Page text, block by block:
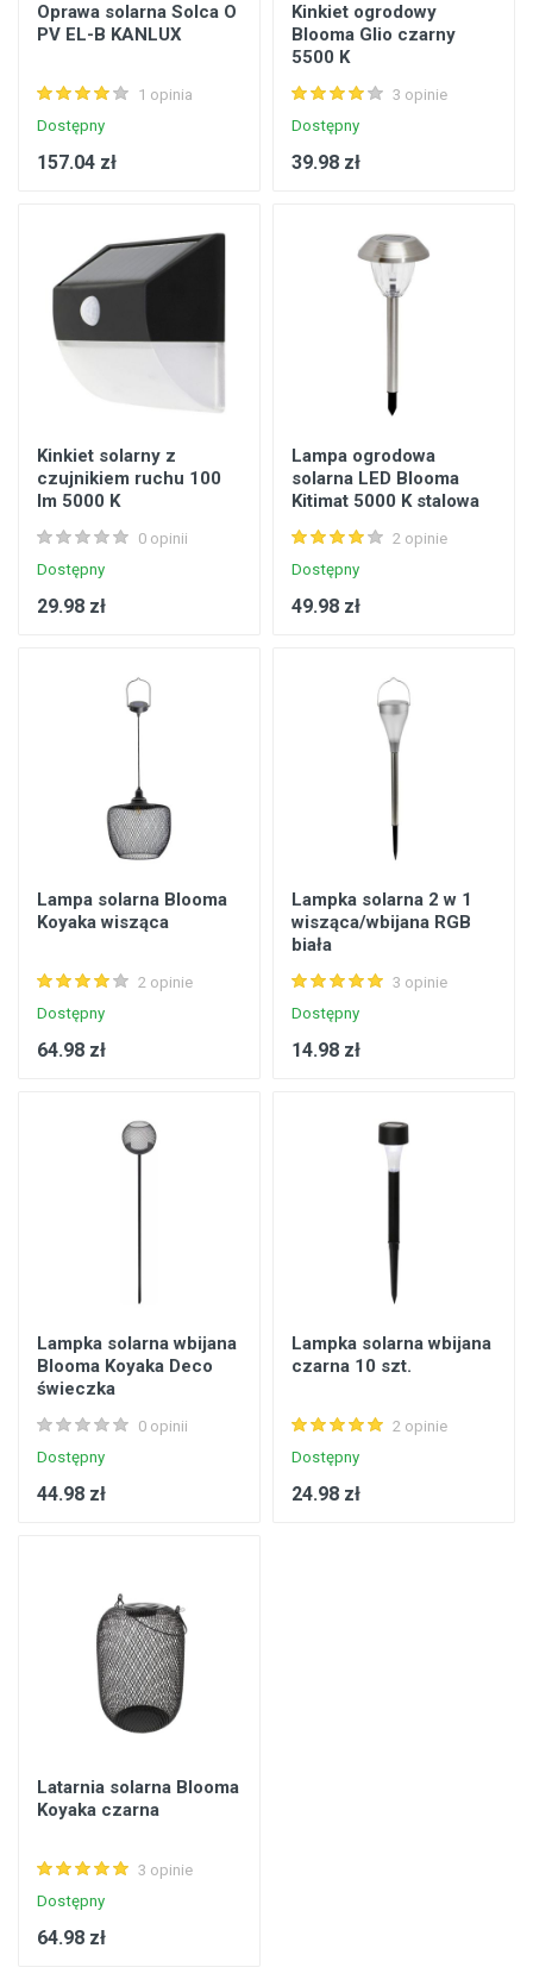
Oprawa solarna Solca O
PV EL-B KANLUX
1 opinia
Dostępny
157.04 zł
Kinkiet ogrodowy
Blooma Glio czarny
5500 K
3 opinie
Dostępny
39.98 zł
Kinkiet solarny z
czujnikiem ruchu 100
lm 5000 K
0 opinii
Dostępny
29.98 zł
Lampa ogrodowa
solarna LED Blooma
Kitimat 5000 K stalowa
2 opinie
Dostępny
49.98 zł
Lampa solarna Blooma
Koyaka wisząca
2 opinie
Dostępny
64.98 zł
Lampka solarna 2 w 1
wisząca/wbijana RGB
biała
3 opinie
Dostępny
14.98 zł
Lampka solarna wbijana
Blooma Koyaka Deco
świeczka
0 opinii
Dostępny
44.98 zł
Lampka solarna wbijana
czarna 10 szt.
2 opinie
Dostępny
24.98 zł
Latarnia solarna Blooma
Koyaka czarna
3 opinie
Dostępny
64.98 zł